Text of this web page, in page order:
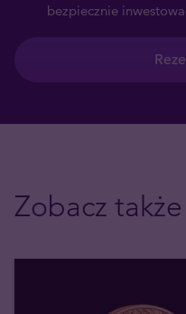
bezpiecznie
Zobacz także